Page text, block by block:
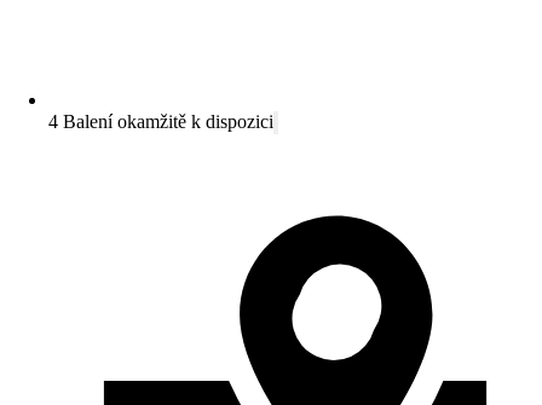
4 Balení okamžitě k dispozici